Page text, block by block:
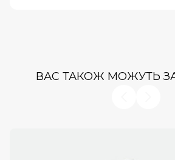
ВАС ТАКОЖ МОЖУТЬ